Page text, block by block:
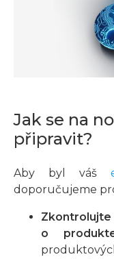
Jak se na
připravit?
Aby byl váš
doporučujeme
o